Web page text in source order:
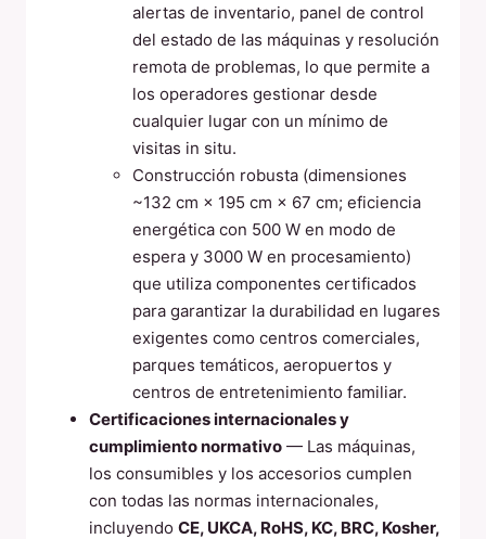
alertas de inventario, panel de control
del estado de las máquinas y resolución
remota de problemas, lo que permite a
los operadores gestionar desde
cualquier lugar con un mínimo de
visitas in situ.
Construcción robusta (dimensiones
~132 cm × 195 cm × 67 cm; eficiencia
energética con 500 W en modo de
espera y 3000 W en procesamiento)
que utiliza componentes certificados
para garantizar la durabilidad en lugares
exigentes como centros comerciales,
parques temáticos, aeropuertos y
centros de entretenimiento familiar.
Certificaciones internacionales y
cumplimiento normativo — Las máquinas,
los consumibles y los accesorios cumplen
con todas las normas internacionales,
incluyendo CE, UKCA, RoHS, KC, BRC, Kosher,